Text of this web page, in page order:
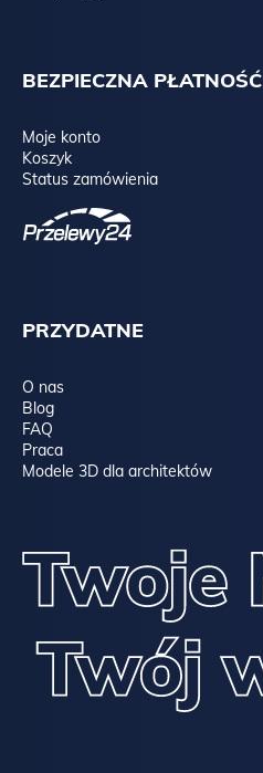
BEZPIECZNA PŁATNOŚĆ
Moje konto
Koszyk
Status zamówienia
PRZYDATNE
O nas
Blog
FAQ
Praca
Modele 3D dla architektów